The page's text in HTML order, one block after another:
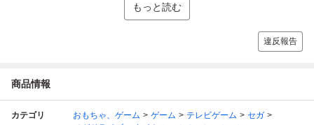
もっと読む
違反報告
商品情報
カテゴリ おもちゃ、ゲーム ゲーム テレビゲーム
セガ